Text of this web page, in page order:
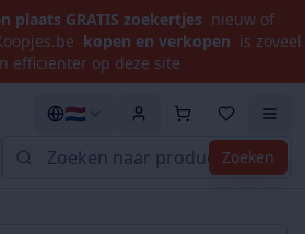
plaats GRATIS zoekertjes nieuw of
kopen en verkopen is zoveel
efficiënter op deze site
Zoeken
🇳🇱